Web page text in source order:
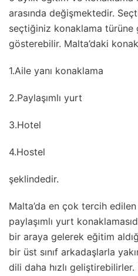
arasında değişmektedir.
seçtiğiniz konaklama türüne
gösterebilir. Malta’daki
1.Aile yanı konaklama
2.Paylaşımlı yurt
3.Hotel
4.Hostel
şeklindedir.
Malta’da en çok tercih
paylaşımlı yurt
bir araya gelerek eğitim
bir üst sınıf arkadaşlarla
dili daha hızlı